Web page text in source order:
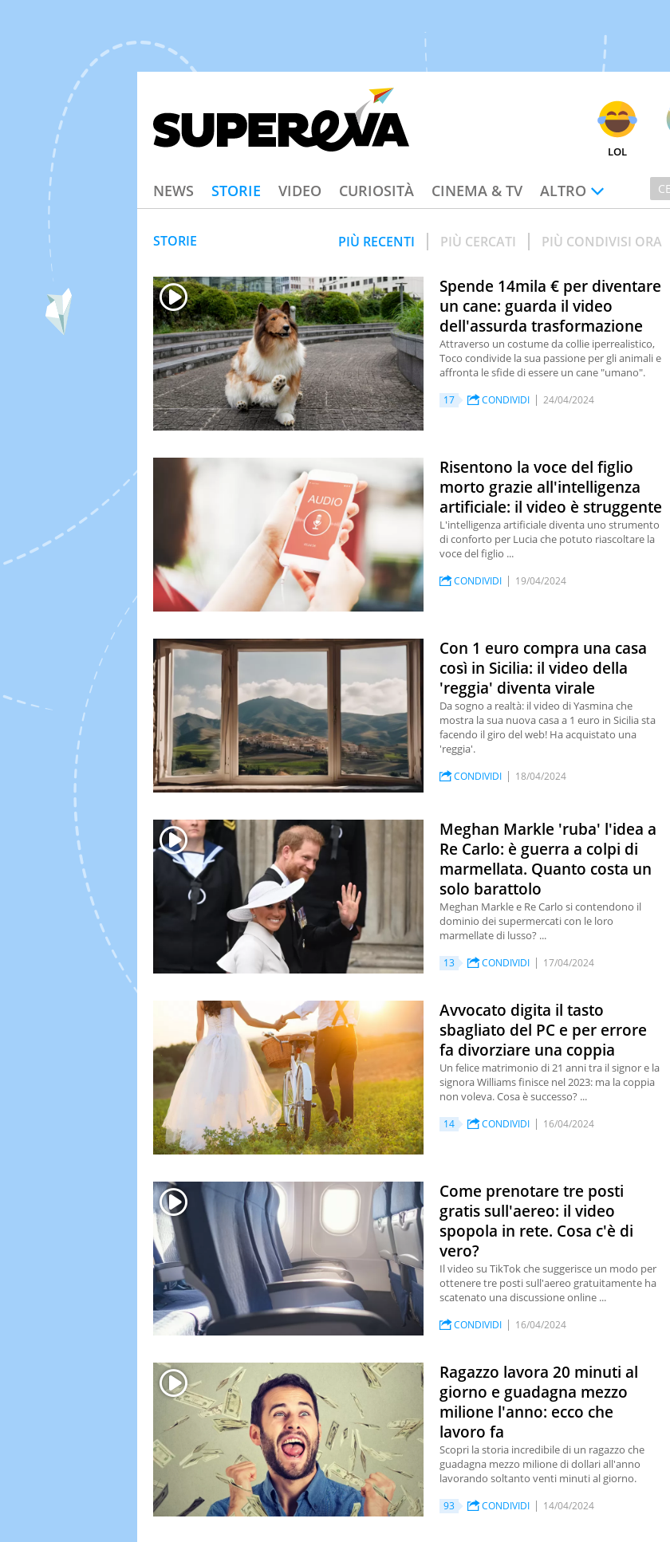
LOL
NEWS STORIE VIDEO CURIOSITÀ CINEMA & TV ALTRO
STORIE PIÙ RECENTI PIÙ CERCATI PIÙ CONDIVISI ORA
Spende 14mila € per diventare
un cane: guarda il video
dell'assurda trasformazione
Attraverso un costume da collie iperrealistico,
Toco condivide la sua passione per gli animali e
affronta le sfide di essere un cane "umano".
17 CONDIVIDI 24/04/2024
Risentono la voce del figlio
morto grazie all'intelligenza
artificiale: il video è struggente
L'intelligenza artificiale diventa uno strumento
di conforto per Lucia che potuto riascoltare la
voce del figlio ...
CONDIVIDI 19/04/2024
Con 1 euro compra una casa
così in Sicilia: il video della
'reggia' diventa virale
Da sogno a realtà: il video di Yasmina che
mostra la sua nuova casa a 1 euro in Sicilia sta
facendo il giro del web! Ha acquistato una
'reggia'.
CONDIVIDI 18/04/2024
Meghan Markle 'ruba' l'idea a
Re Carlo: è guerra a colpi di
marmellata. Quanto costa un
solo barattolo
Meghan Markle e Re Carlo si contendono il
dominio dei supermercati con le loro
marmellate di lusso? ...
13 CONDIVIDI 17/04/2024
Avvocato digita il tasto
sbagliato del PC e per errore
fa divorziare una coppia
Un felice matrimonio di 21 anni tra il signor e la
signora Williams finisce nel 2023: ma la coppia
non voleva. Cosa è successo? ...
14 CONDIVIDI 16/04/2024
Come prenotare tre posti
gratis sull'aereo: il video
spopola in rete. Cosa c'è di
vero?
Il video su TikTok che suggerisce un modo per
ottenere tre posti sull'aereo gratuitamente ha
scatenato una discussione online ...
CONDIVIDI 16/04/2024
Ragazzo lavora 20 minuti al
giorno e guadagna mezzo
milione l'anno: ecco che
lavoro fa
Scopri la storia incredibile di un ragazzo che
guadagna mezzo milione di dollari all'anno
lavorando soltanto venti minuti al giorno.
93 CONDIVIDI 14/04/2024